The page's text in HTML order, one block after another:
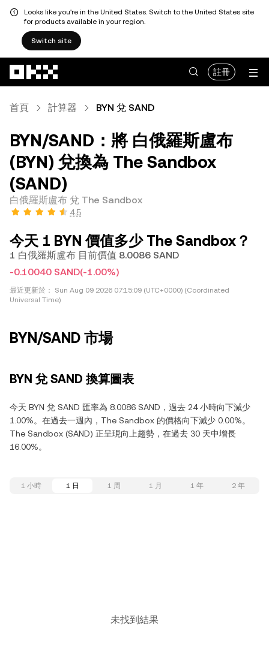
Looks like you're in the United States. Switch to the United States site
for products available in your region.
Switch site
註冊
首頁 計算器 BYN 兌 SAND
BYN/SAND：將 白俄羅斯盧布
(BYN) 兌換為 The Sandbox
(SAND)
白俄羅斯盧布 兌 The Sandbox
4.5
今天 1 BYN 價值多少 The Sandbox？
1 白俄羅斯盧布 目前價值 8.0086 SAND
-0.10040 SAND(-1.00%)
最近更新於：
Sun Aug 09 2026 07:15:09 (UTC+0000) (Coordinated
Universal Time)
BYN/SAND 市場
BYN 兌 SAND 換算圖表
今天 BYN 兌 SAND 匯率為 8.0086 SAND，過去 24 小時向下減少
1.00%。在過去一週內，The Sandbox 的價格向下減少 0.00%。
The Sandbox (SAND) 正呈現向上趨勢，在過去 30 天中增長
16.00%。
1 小時 1 日 1 周 1 月 1 年 2 年
未找到結果